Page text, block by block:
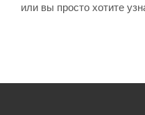
или вы просто хотите